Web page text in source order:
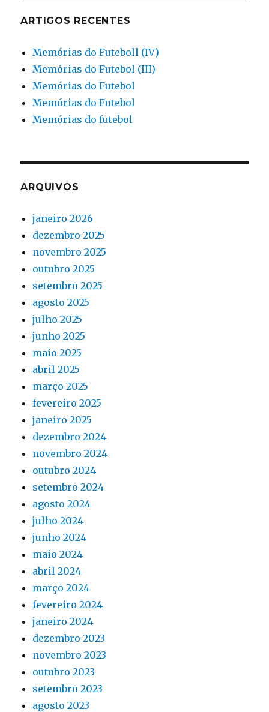
ARTIGOS RECENTES
Memórias do Futeboll (IV)
Memórias do Futebol (III)
Memórias do Futebol
Memórias do Futebol
Memórias do futebol
ARQUIVOS
janeiro 2026
dezembro 2025
novembro 2025
outubro 2025
setembro 2025
agosto 2025
julho 2025
junho 2025
maio 2025
abril 2025
março 2025
fevereiro 2025
janeiro 2025
dezembro 2024
novembro 2024
outubro 2024
setembro 2024
agosto 2024
julho 2024
junho 2024
maio 2024
abril 2024
março 2024
fevereiro 2024
janeiro 2024
dezembro 2023
novembro 2023
outubro 2023
setembro 2023
agosto 2023